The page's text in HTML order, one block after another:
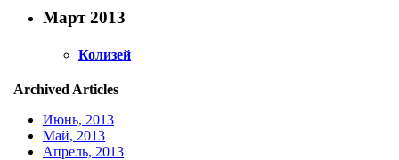
Март 2013
Колизей
Archived Articles
Июнь, 2013
Май, 2013
Апрель, 2013